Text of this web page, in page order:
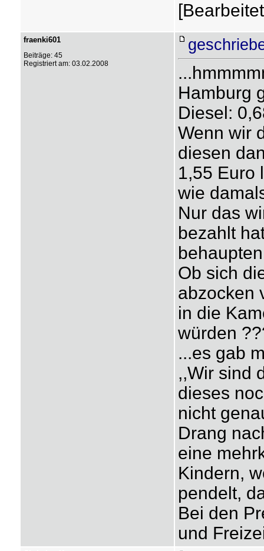
fraenki601
Beiträge: 45
Registriert am: 03.02.2008
Hamburg
Diesel:
Wenn wir
diesen
1,55 Euro
wie
Nur das
bezahlt
Ob sich
abzocken
in die
würden
...es gab
,,Wir sind
dieses
nicht
Drang
eine
Kindern,
pendelt,
Bei den
und